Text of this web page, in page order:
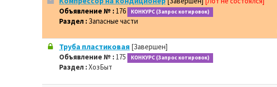
Объявление № : 176 КОНКУРС (Запрос котировок)
Раздел :Запасные части
Труба пластиковая [Завершен]
Объявление № : 175 КОНКУРС (Запрос котировок)
Раздел :ХозБыт